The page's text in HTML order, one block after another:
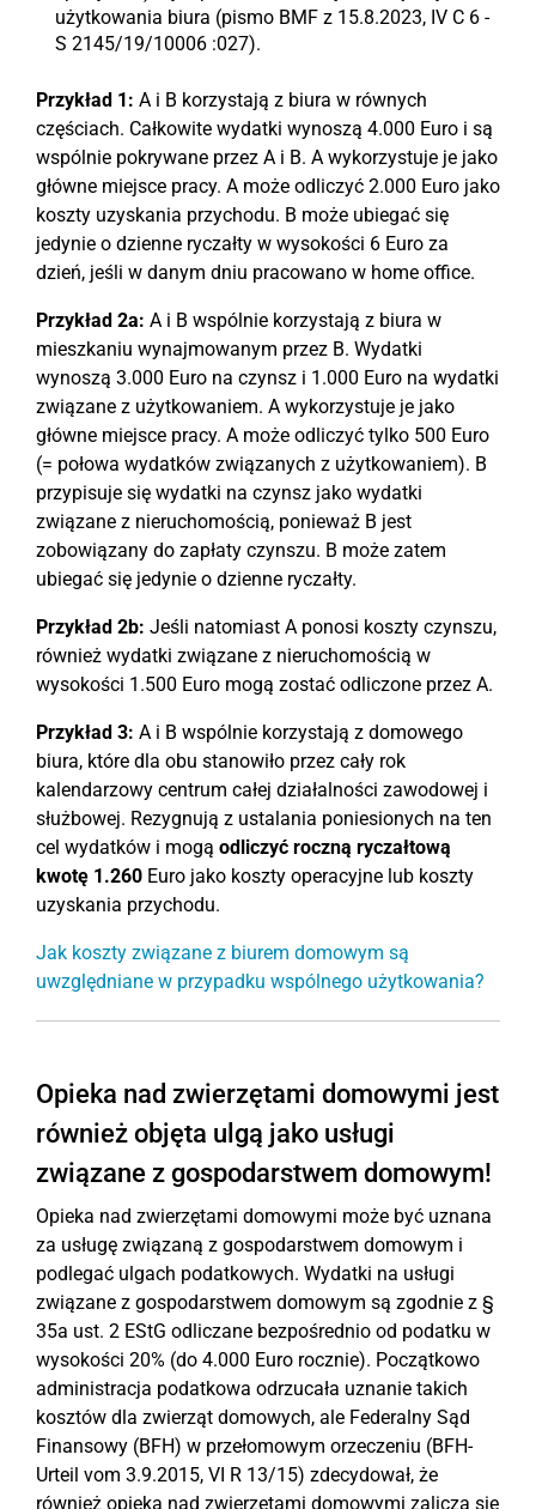
użytkowania biura (pismo BMF z 15.8.2023, IV C 6 -
S 2145/19/10006 :027).
Przykład 1: A i B korzystają z biura w równych
częściach. Całkowite wydatki wynoszą 4.000 Euro i są
wspólnie pokrywane przez A i B. A wykorzystuje je jako
główne miejsce pracy. A może odliczyć 2.000 Euro jako
koszty uzyskania przychodu. B może ubiegać się
jedynie o dzienne ryczałty w wysokości 6 Euro za
dzień, jeśli w danym dniu pracowano w home office.
Przykład 2a: A i B wspólnie korzystają z biura w
mieszkaniu wynajmowanym przez B. Wydatki
wynoszą 3.000 Euro na czynsz i 1.000 Euro na wydatki
związane z użytkowaniem. A wykorzystuje je jako
główne miejsce pracy. A może odliczyć tylko 500 Euro
(= połowa wydatków związanych z użytkowaniem). B
przypisuje się wydatki na czynsz jako wydatki
związane z nieruchomością, ponieważ B jest
zobowiązany do zapłaty czynszu. B może zatem
ubiegać się jedynie o dzienne ryczałty.
Przykład 2b: Jeśli natomiast A ponosi koszty czynszu,
również wydatki związane z nieruchomością w
wysokości 1.500 Euro mogą zostać odliczone przez A.
Przykład 3: A i B wspólnie korzystają z domowego
biura, które dla obu stanowiło przez cały rok
kalendarzowy centrum całej działalności zawodowej i
służbowej. Rezygnują z ustalania poniesionych na ten
cel wydatków i mogą odliczyć roczną ryczałtową
kwotę 1.260 Euro jako koszty operacyjne lub koszty
uzyskania przychodu.
Jak koszty związane z biurem domowym są
uwzględniane w przypadku wspólnego użytkowania?
Opieka nad zwierzętami domowymi jest
również objęta ulgą jako usługi
związane z gospodarstwem domowym!
Opieka nad zwierzętami domowymi może być uznana
za usługę związaną z gospodarstwem domowym i
podlegać ulgach podatkowych. Wydatki na usługi
związane z gospodarstwem domowym są zgodnie z §
35a ust. 2 EStG odliczane bezpośrednio od podatku w
wysokości 20% (do 4.000 Euro rocznie). Początkowo
administracja podatkowa odrzucała uznanie takich
kosztów dla zwierząt domowych, ale Federalny Sąd
Finansowy (BFH) w przełomowym orzeczeniu (BFH-
Urteil vom 3.9.2015, VI R 13/15) zdecydował, że
również opieka nad zwierzętami domowymi zalicza się